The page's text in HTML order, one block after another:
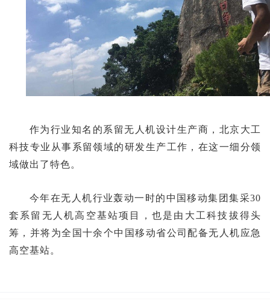
作为行业知名的系留无人机设计生产商，北京大工
科技专业从事系留领域的研发生产工作，在这一细分领
域做出了特色。
今年在无人机行业轰动一时的中国移动集团集采30
套系留无人机高空基站项目，也是由大工科技拔得头
筹，并将为全国十余个中国移动省公司配备无人机应急
高空基站。